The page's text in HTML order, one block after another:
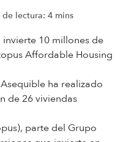
lectura: 4 mins
10 millones de
Affordable Housing
ha realizado
de 26 viviendas
parte del Grupo